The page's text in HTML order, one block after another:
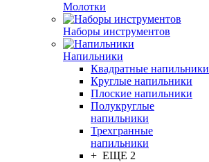
Молотки
Наборы инструментов
Напильники
Квадратные напильники
Круглые напильники
Плоские напильники
Полукруглые
напильники
Трехгранные
напильники
+ ЕЩЕ 2